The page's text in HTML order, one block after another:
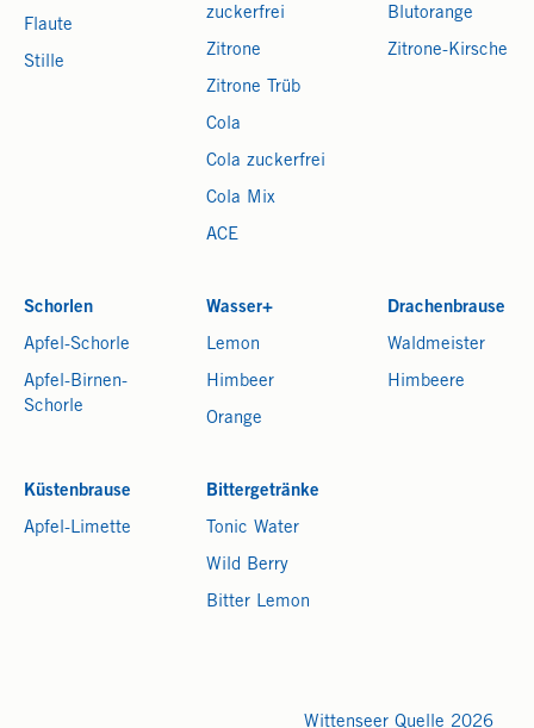
Flaute
Stille
zuckerfrei
Zitrone
Zitrone Trüb
Cola
Cola zuckerfrei
Cola Mix
ACE
Blutorange
Zitrone-Kirsche
Schorlen
Apfel-Schorle
Apfel-Birnen-
Schorle
Wasser+
Lemon
Himbeer
Orange
Drachenbrause
Waldmeister
Himbeere
Küstenbrause
Apfel-Limette
Bittergetränke
Tonic Water
Wild Berry
Bitter Lemon
Wittenseer Quelle 2026